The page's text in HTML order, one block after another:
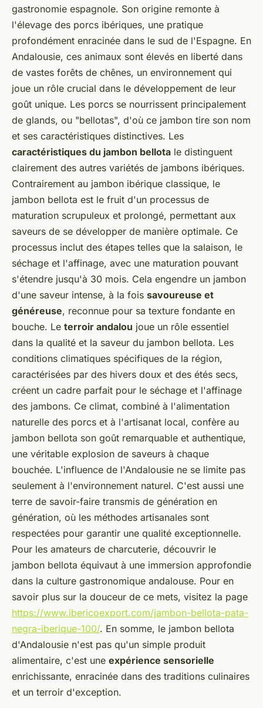
gastronomie espagnole. Son origine remonte à
l'élevage des porcs ibériques, une pratique
profondément enracinée dans le sud de l'Espagne. En
Andalousie, ces animaux sont élevés en liberté dans
de vastes forêts de chênes, un environnement qui
joue un rôle crucial dans le développement de leur
goût unique. Les porcs se nourrissent principalement
de glands, ou "bellotas", d'où ce jambon tire son nom
et ses caractéristiques distinctives. Les
caractéristiques du jambon bellota le distinguent
clairement des autres variétés de jambons ibériques.
Contrairement au jambon ibérique classique, le
jambon bellota est le fruit d'un processus de
maturation scrupuleux et prolongé, permettant aux
saveurs de se développer de manière optimale. Ce
processus inclut des étapes telles que la salaison, le
séchage et l'affinage, avec une maturation pouvant
s'étendre jusqu'à 30 mois. Cela engendre un jambon
d'une saveur intense, à la fois savoureuse et
généreuse, reconnue pour sa texture fondante en
bouche. Le terroir andalou joue un rôle essentiel
dans la qualité et la saveur du jambon bellota. Les
conditions climatiques spécifiques de la région,
caractérisées par des hivers doux et des étés secs,
créent un cadre parfait pour le séchage et l'affinage
des jambons. Ce climat, combiné à l'alimentation
naturelle des porcs et à l'artisanat local, confère au
jambon bellota son goût remarquable et authentique,
une véritable explosion de saveurs à chaque
bouchée. L'influence de l'Andalousie ne se limite pas
seulement à l'environnement naturel. C'est aussi une
terre de savoir-faire transmis de génération en
génération, où les méthodes artisanales sont
respectées pour garantir une qualité exceptionnelle.
Pour les amateurs de charcuterie, découvrir le
jambon bellota équivaut à une immersion approfondie
dans la culture gastronomique andalouse. Pour en
savoir plus sur la douceur de ce mets, visitez la page
https://www.ibericoexport.com/jambon-bellota-pata-
negra-iberique-100/. En somme, le jambon bellota
d'Andalousie n'est pas qu'un simple produit
alimentaire, c'est une expérience sensorielle
enrichissante, enracinée dans des traditions culinaires
et un terroir d'exception.